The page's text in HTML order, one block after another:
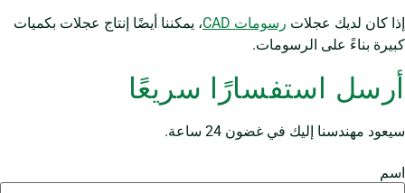
إذا كان لديك عجلات رسومات CAD
، يمكننا أيضًا إنتاج عجلات بكميات
كبيرة بناءً على الرسومات.
أرسل استفسارًا سريعًا
سيعود مهندسنا إليك في غضون 24 ساعة.
اسم